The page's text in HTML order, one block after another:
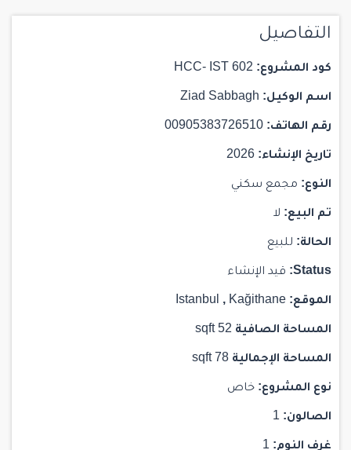
التفاصيل
كود المشروع:
اسم الوكيل:
رقم الهاتف:
تاريخ الإنشاء:
النوع: مجمع سكني
تم البيع:
الحالة:
Status: قيد الإنشاء
الموقع: Istanbul , Kağithane
المساحة الصافية
المساحة الإجمالية
نوع المشروع: خاص
الصالون:
غرف النوم: